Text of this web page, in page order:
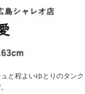
と程よいゆとりのタン